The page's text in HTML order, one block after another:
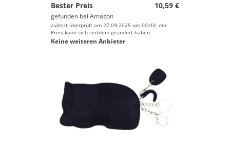
Bester Preis
10,59 €
gefunden bei Amazon
zuletzt überprüft am 27.09.2025 um 00:03; der
Preis kann sich seitdem geändert haben.
Keine weiteren Anbieter